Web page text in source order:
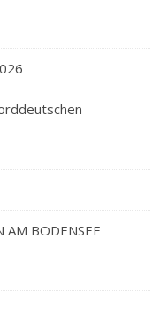
AM BODENSEE